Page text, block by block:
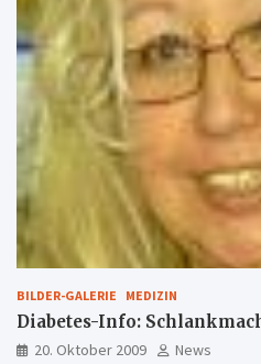
BILDER-GALERIE MEDIZIN
Diabetes-Info:
20. Oktober 2009
News